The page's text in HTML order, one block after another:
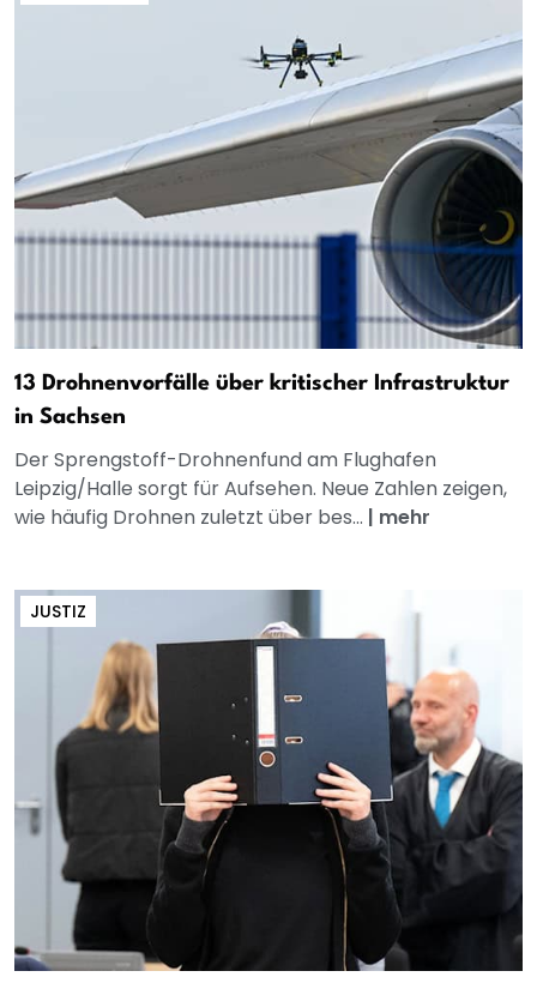
13 Drohnenvorfälle über kritischer Infrastruktur
in Sachsen
Der Sprengstoff-Drohnenfund am Flughafen
Leipzig/Halle sorgt für Aufsehen. Neue Zahlen zeigen,
wie häufig Drohnen zuletzt über bes... | mehr
JUSTIZ